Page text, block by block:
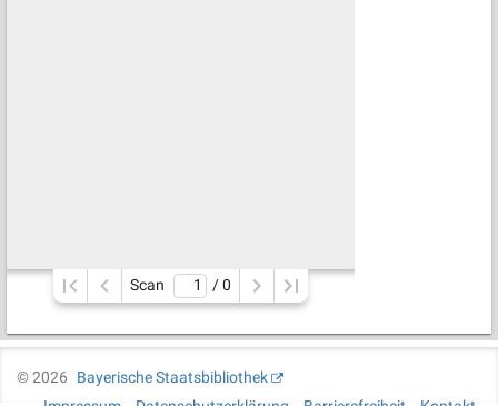
Scan / 0
©2026
Bayerische Staatsbibliothek